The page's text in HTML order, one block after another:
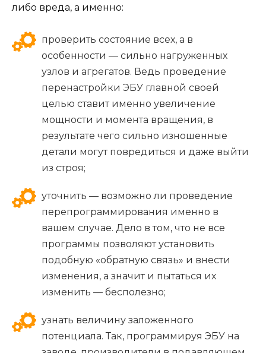
либо вреда, а именно:
проверить состояние всех, а в
особенности — сильно нагруженных
узлов и агрегатов. Ведь проведение
перенастройки ЭБУ главной своей
целью ставит именно увеличение
мощности и момента вращения, в
результате чего сильно изношенные
детали могут повредиться и даже выйти
из строя;
уточнить — возможно ли проведение
перепрограммирования именно в
вашем случае. Дело в том, что не все
программы позволяют установить
подобную «обратную связь» и внести
изменения, а значит и пытаться их
изменить — бесполезно;
узнать величину заложенного
потенциала. Так, программируя ЭБУ на